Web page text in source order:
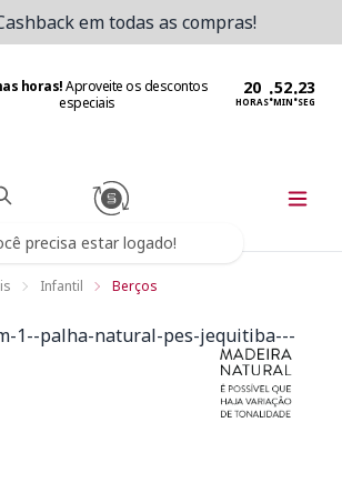
em todas as compras!
horas!Aproveite os descontos
especiais
HORAS:MIN:SEG
precisa estar logado!
Infantil Berços